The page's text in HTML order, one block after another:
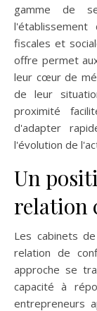
gamme de
fiscales et
offre permet
leur cœur de
de leur
proximité
d'adapter
l'évolution de
Un
relation
Les cabinets
relation de
approche se
capacité à
entrepreneurs